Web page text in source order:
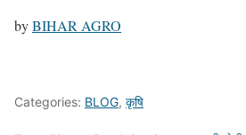
byBIHAR AGRO
Categories: BLOG, कृषि